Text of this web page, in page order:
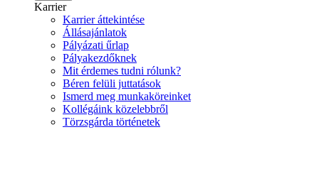
Karrier
Karrier áttekintése
Állásajánlatok
Pályázati űrlap
Pályakezdőknek
Mit érdemes tudni rólunk?
Béren felüli juttatások
Ismerd meg munkaköreinket
Kollégáink közelebbről
Törzsgárda történetek